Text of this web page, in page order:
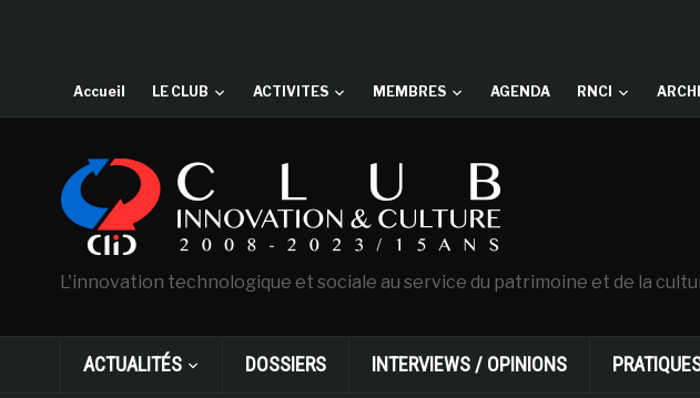
Accueil LE CLUB ACTIVITES MEMBRES AGENDA RNCI
L'innovation technologique et sociale au service du patrimoine et de la
ACTUALITÉS DOSSIERS INTERVIEWS / OPINIONS